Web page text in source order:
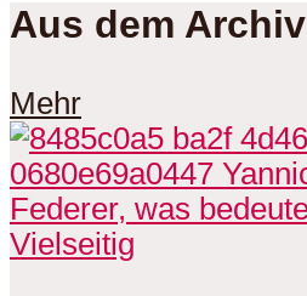
Aus dem Archiv
Mehr
Vielseitig